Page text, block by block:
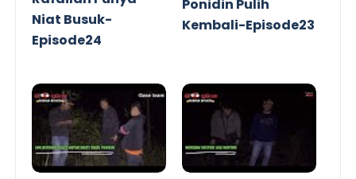
Niat Busuk-
Episode24
Ponidin Pulih
Kembali-Episode23